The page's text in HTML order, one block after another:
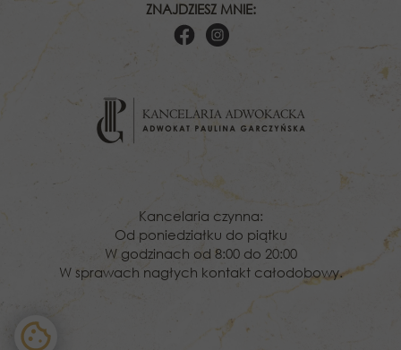
Kancelaria czynna:
Od poniedziałku do piątku
W godzinach od 8:00 do 20:00
W sprawach nagłych kontakt całodobowy.
ZNAJDZIESZ MNIE: